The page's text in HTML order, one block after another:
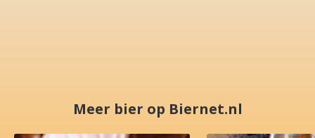
Meer bier op Biernet.nl